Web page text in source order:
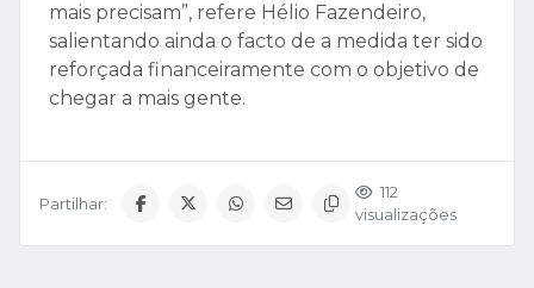
mais precisam”, refere Hélio Fazendeiro,
salientando ainda o facto de a medida ter sido
reforçada financeiramente com o objetivo de
chegar a mais gente.
Partilhar:
112
visualizações